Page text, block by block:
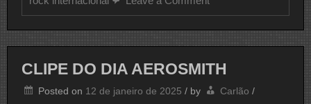
AEROSMITH
CLIPE DO DIA AEROSMITH
Posted on 12 de janeiro de 2025 / by Carlão /